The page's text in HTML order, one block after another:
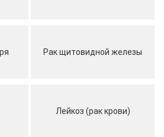
Рак щитовидной железы
Лейкоз (рак крови)